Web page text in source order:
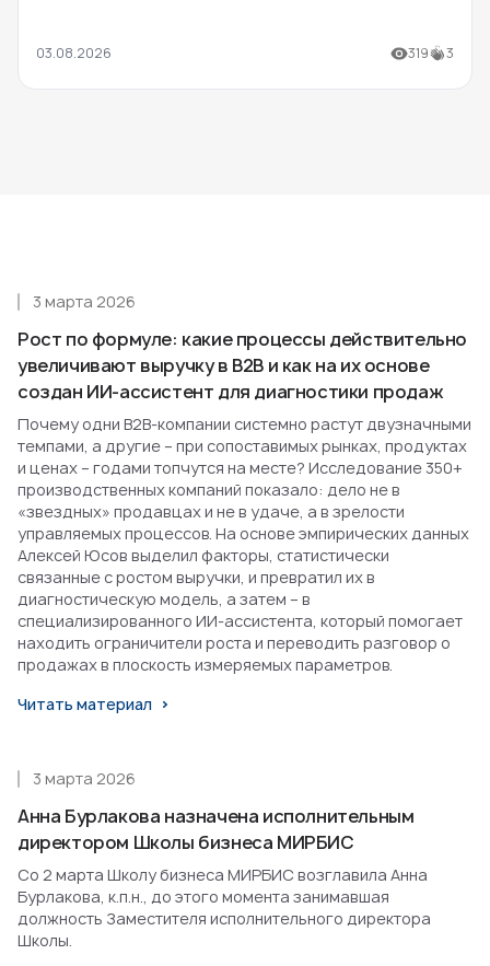
03.08.2026 319 3
Рост по формуле: какие процессы действительно
увеличивают выручку в B2B и как на их основе
создан ИИ-ассистент для диагностики продаж
3 марта 2026
Почему одни B2B-компании системно растут двузначными
темпами, а другие – при сопоставимых рынках, продуктах
и ценах – годами топчутся на месте? Исследование 350+
производственных компаний показало: дело не в
«звездных» продавцах и не в удаче, а в зрелости
управляемых процессов. На основе эмпирических данных
Алексей Юсов выделил факторы, статистически
связанные с ростом выручки, и превратил их в
диагностическую модель, а затем – в
специализированного ИИ-ассистента, который помогает
находить ограничители роста и переводить разговор о
продажах в плоскость измеряемых параметров.
Читать материал
Анна Бурлакова назначена исполнительным
директором Школы бизнеса МИРБИС
3 марта 2026
Со 2 марта Школу бизнеса МИРБИС возглавила Анна
Бурлакова, к.п.н., до этого момента занимавшая
должность Заместителя исполнительного директора
Школы.